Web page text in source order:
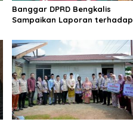
Banggar DPRD Bengkalis
Sampaikan Laporan terhadap
Pelaksanaan APBD Tahun
Anggaran 2025